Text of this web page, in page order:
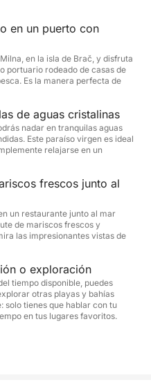
bucear sin parar en
patrón te llevará a un
por los lugareños,
de oliva dorado y
mejor de la
almuerzo relajado, el
tú mismo: ya sea que
en aguas
adaptar cada
e intereses
de isla en isla
Reserva ahora para
inolvidables en
de Croacia.
adaptar cada
en un puerto con
en la isla de Brač, y disfruta
portuario rodeado de casas de
Es la manera perfecta de
de aguas cristalinas
nadar en tranquilas aguas
Este paraíso virgen es ideal
relajarse en un
frescos junto al
un restaurante junto al mar
de mariscos frescos y
las impresionantes vistas de
o exploración
tiempo disponible, puedes
otras playas y bahías
solo tienes que hablar con tu
en tus lugares favoritos.